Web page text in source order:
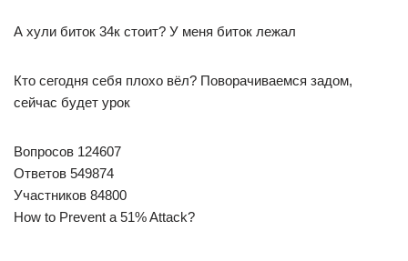
А хули биток 34к стоит? У меня биток лежал
Кто сегодня себя плохо вёл? Поворачиваемся задом,
сейчас будет урок
Вопросов 124607
Ответов 549874
Участников 84800
How to Prevent a 51% Attack?